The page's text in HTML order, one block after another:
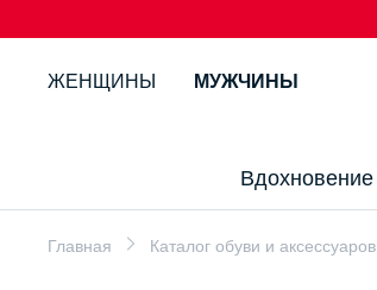
ЖЕНЩИНЫ МУЖЧИНЫ
Вдохновение
Главная Каталог обуви и аксессуаров